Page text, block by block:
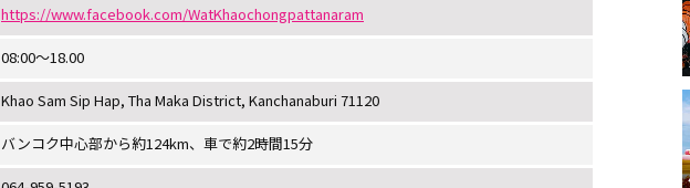
https://www.facebook.com/WatKhaochongpattanaram
08:00～18.00
Khao Sam Sip Hap, Tha Maka District, Kanchanaburi 71120
バンコク中心部から約124km、車で約2時間15分